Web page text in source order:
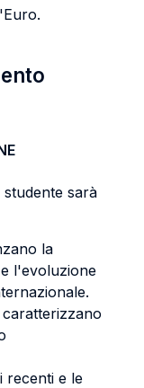
sarà
la
l'evoluzione
caratterizzano
recenti e le